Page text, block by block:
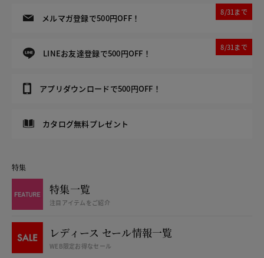
メルマガ登録で500円OFF！
8/31まで
LINEお友達登録で500円OFF！
8/31まで
アプリダウンロードで500円OFF！
カタログ無料プレゼント
特集
特集一覧
注目アイテムをご紹介
レディース セール情報一覧
WEB限定お得なセール